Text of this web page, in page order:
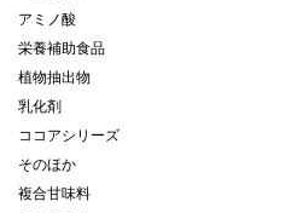
アミノ酸
栄養補助食品
植物抽出物
乳化剤
ココアシリーズ
そのほか
複合甘味料